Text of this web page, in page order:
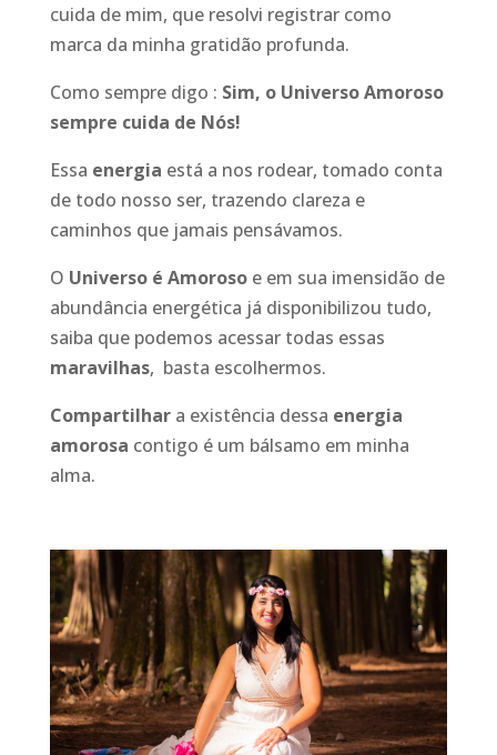
cuida de mim, que resolvi registrar como
marca da minha gratidão profunda.
Como sempre digo : Sim, o Universo Amoroso
sempre cuida de Nós!
Essa energia está a nos rodear, tomado conta
de todo nosso ser, trazendo clareza e
caminhos que jamais pensávamos.
O Universo é Amorosoe em sua imensidão de
abundância energética já disponibilizou tudo,
saiba que podemos acessar todas essas
maravilhas, basta escolhermos.
Compartilhara existência dessa energia
amorosa contigo é um bálsamo em minha
alma.